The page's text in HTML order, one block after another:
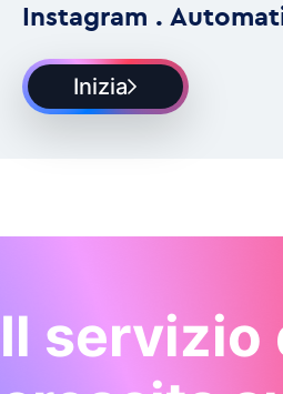
Instagram .
Inizia
Il servizio